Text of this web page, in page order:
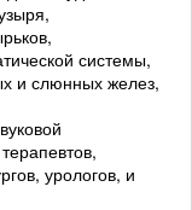
системы,
и слюнных желез,
урологов, и